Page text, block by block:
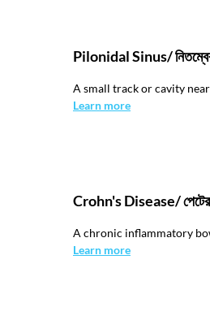
Pilonidal Sinus/
A small track or cavity
Learn more
Crohn's Disease/ পেটের
A chronic inflammatory
Learn more